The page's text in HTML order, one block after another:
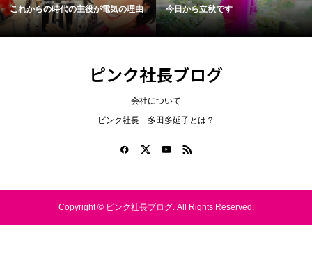
これからの時代の主役が電気の理由 今日から立秋です
ピンク社長ブログ
会社について
ピンク社長 多田多延子とは？
Copyright ©ピンク社長ブログ. All Rights Reserved.